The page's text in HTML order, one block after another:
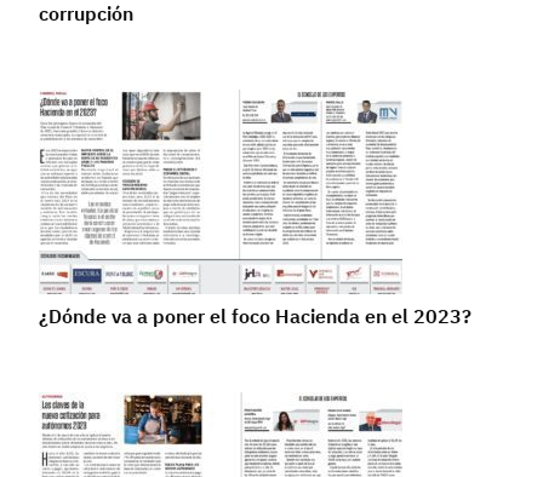
corrupción
¿Dónde va a poner el foco Hacienda en el 2023?